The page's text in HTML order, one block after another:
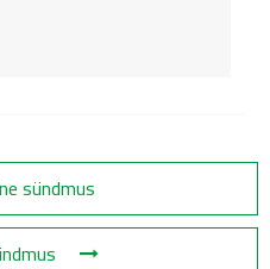
sündmus